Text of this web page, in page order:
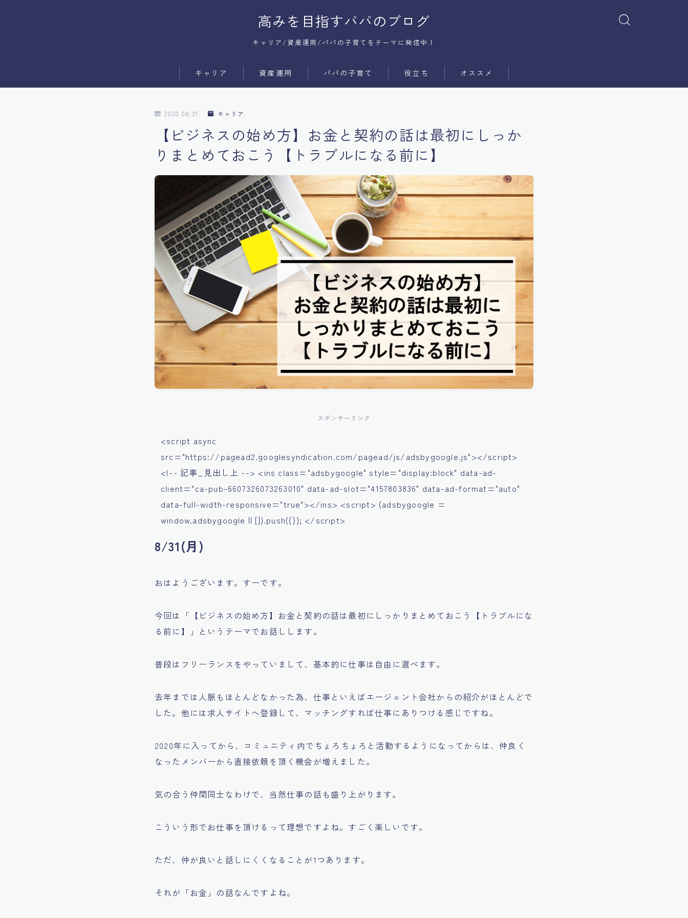
高みを目指すパパのブログ
キャリア/資産運用/パパの子育てをテーマに発信中！
キャリア
ブログ運営
資産運用 パパの子育て 役立ち
メンタル
体質改善
オススメ
2020.08.31 キャリア
【ビジネスの始め方】お金と契約の話は最初にしっか
りまとめておこう【トラブルになる前に】
スポンサーリンク
<script async
src="https://pagead2.googlesyndication.com/pagead/js/adsbygoogle.js"></script>
<!-- 記事_見出し上 --> <ins class="adsbygoogle" style="display:block" data-ad-
client="ca-pub-6607326073263010" data-ad-slot="4157803836" data-ad-format="auto"
data-full-width-responsive="true"></ins> <script> (adsbygoogle =
window.adsbygoogle || []).push({}); </script>
8/31(月)
おはようございます。すーです。
今回は「【ビジネスの始め方】お金と契約の話は最初にしっかりまとめておこう【トラブルにな
る前に】」というテーマでお話しします。
普段はフリーランスをやっていまして、基本的に仕事は自由に選べます。
去年までは人脈もほとんどなかった為、仕事といえばエージェント会社からの紹介がほとんどで
した。他には求人サイトへ登録して、マッチングすれば仕事にありつける感じですね。
2020年に入ってから、コミュニティ内でちょろちょろと活動するようになってからは、仲良く
なったメンバーから直接依頼を頂く機会が増えました。
気の合う仲間同士なわけで、当然仕事の話も盛り上がります。
こういう形でお仕事を頂けるって理想ですよね。すごく楽しいです。
ただ、仲が良いと話しにくくなることが1つあります。
それが「お金」の話なんですよね。